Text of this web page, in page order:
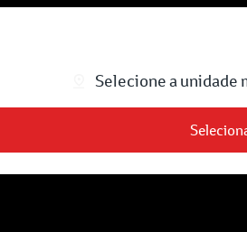
0001-73
Selecione a unidade